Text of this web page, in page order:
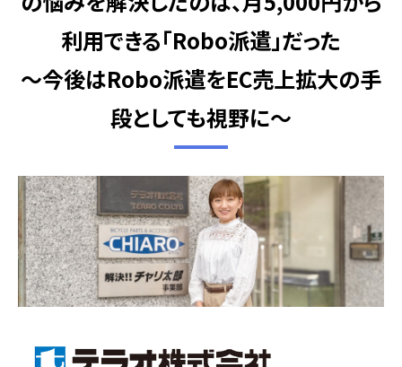
利用できる「Robo派遣」だった
～今後はRobo派遣をEC売上拡大の手
段としても視野に～